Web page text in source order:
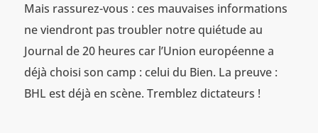
Mais rassurez-vous : ces mauvaises informations
ne viendront pas troubler notre quiétude au
Journal de 20 heures car l’Union européenne a
déjà choisi son camp : celui du Bien. La preuve :
BHL est déjà en scène. Tremblez dictateurs !